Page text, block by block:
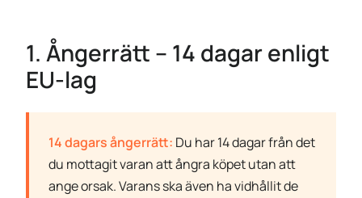
1. Ångerrätt – 14 dagar enligt
EU-lag
14 dagars ångerrätt: Du har 14 dagar från det
du mottagit varan att ångra köpet utan att
ange orsak. Varans ska även ha vidhållit de